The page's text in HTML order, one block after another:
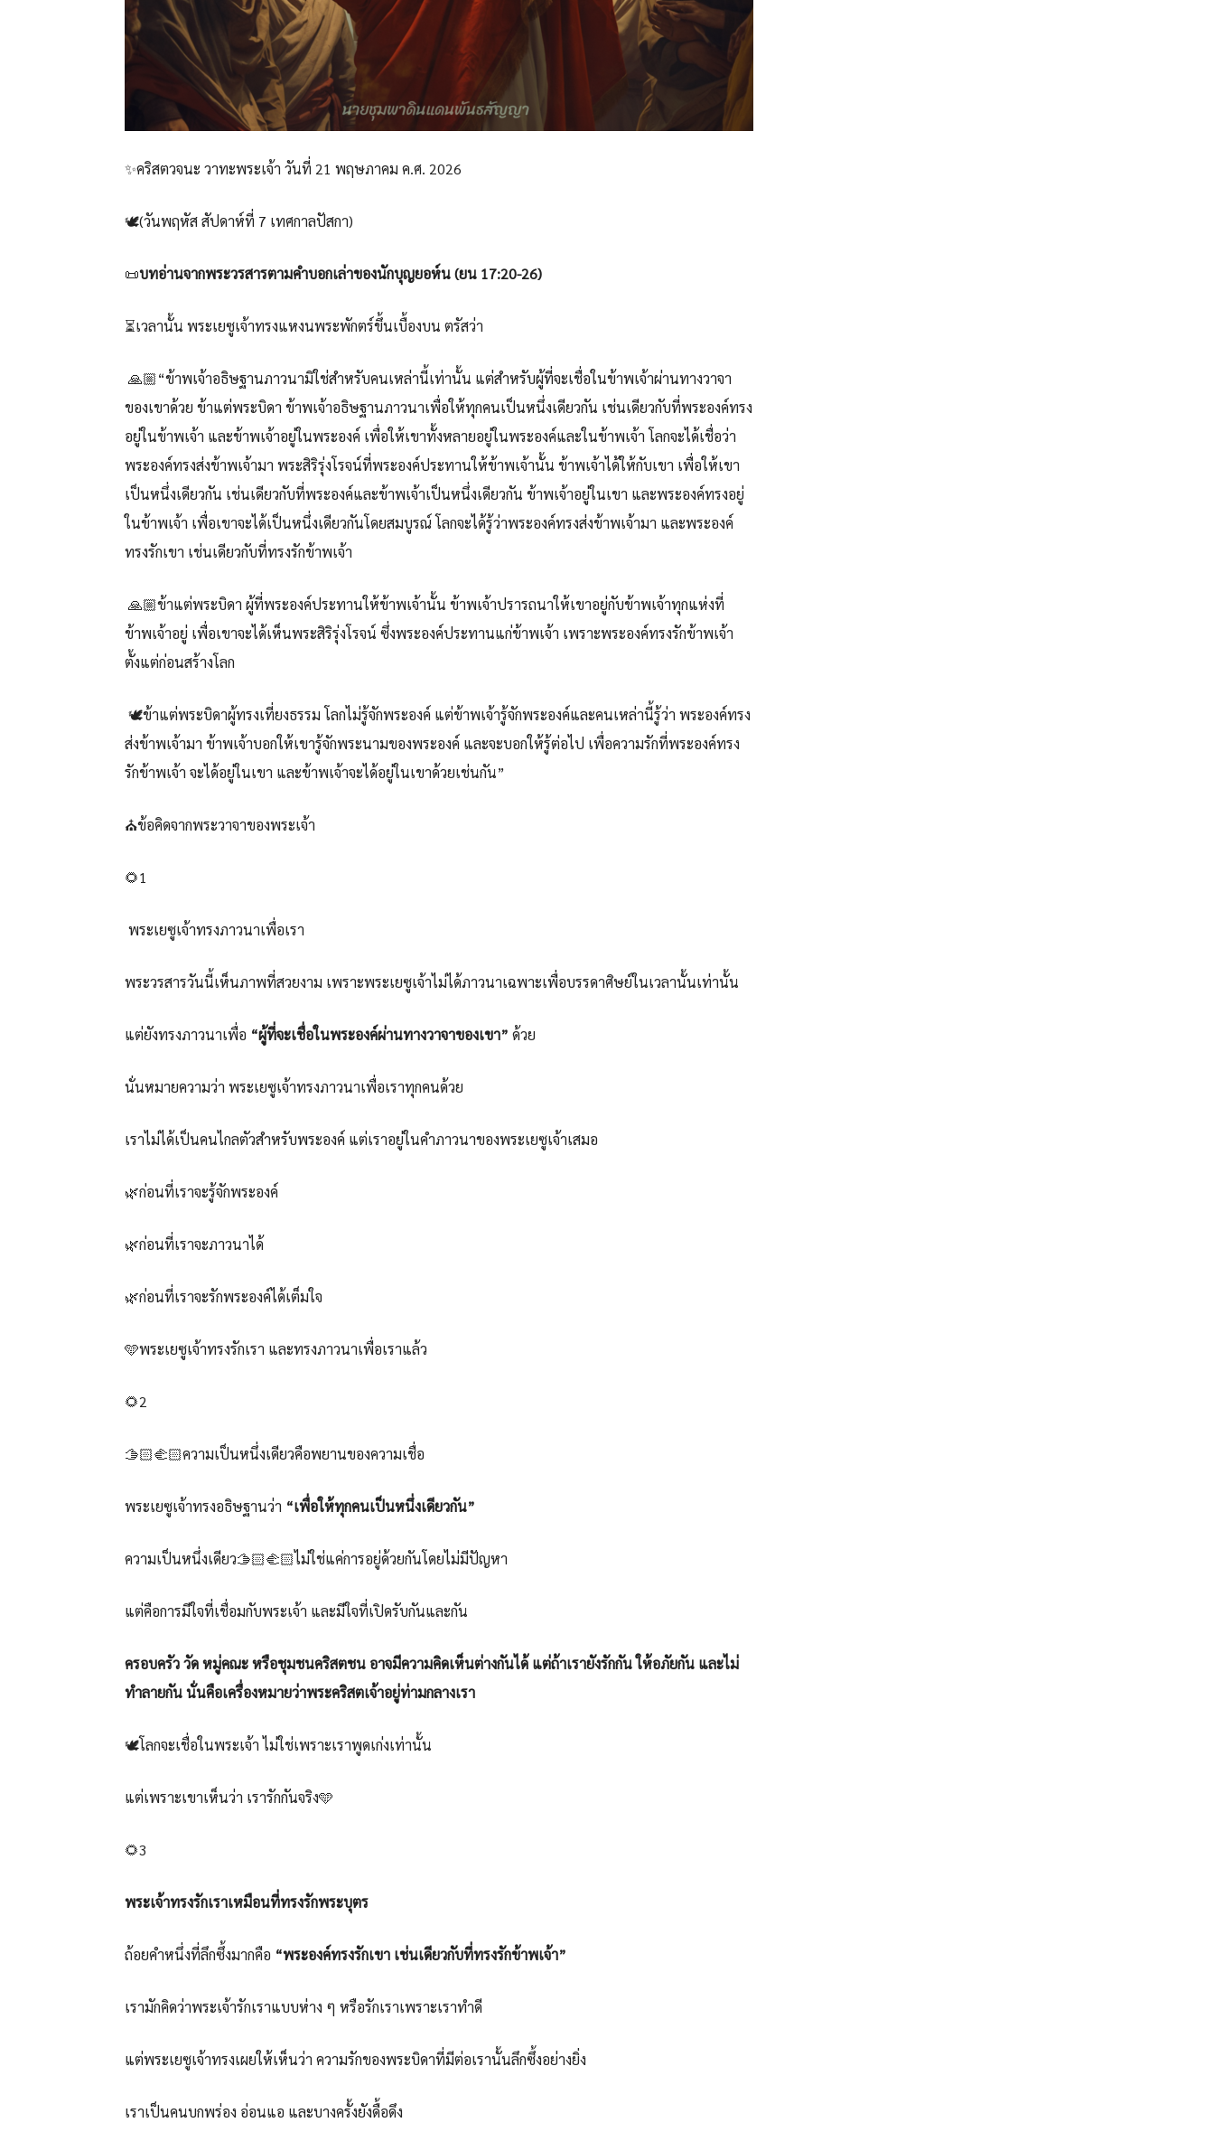
✨คริสตวจนะ วาทะพระเจ้า วันที่ 21 พฤษภาคม ค.ศ. 2026
🕊️(วันพฤหัส สัปดาห์ที่ 7 เทศกาลปัสกา)
📜บทอ่านจากพระวรสารตามคำบอกเล่าของนักบุญยอห์น (ยน 17:20-26)
⏳เวลานั้น พระเยซูเจ้าทรงแหงนพระพักตร์ขึ้นเบื้องบน ตรัสว่า
🙏🏼“ข้าพเจ้าอธิษฐานภาวนามิใช่สำหรับคนเหล่านี้เท่านั้น แต่สำหรับผู้ที่จะเชื่อในข้าพเจ้าผ่านทางวาจา
ของเขาด้วย ข้าแต่พระบิดา ข้าพเจ้าอธิษฐานภาวนาเพื่อให้ทุกคนเป็นหนึ่งเดียวกัน เช่นเดียวกับที่พระองค์ทรง
อยู่ในข้าพเจ้า และข้าพเจ้าอยู่ในพระองค์ เพื่อให้เขาทั้งหลายอยู่ในพระองค์และในข้าพเจ้า โลกจะได้เชื่อว่า
พระองค์ทรงส่งข้าพเจ้ามา พระสิริรุ่งโรจน์ที่พระองค์ประทานให้ข้าพเจ้านั้น ข้าพเจ้าได้ให้กับเขา เพื่อให้เขา
เป็นหนึ่งเดียวกัน เช่นเดียวกับที่พระองค์และข้าพเจ้าเป็นหนึ่งเดียวกัน ข้าพเจ้าอยู่ในเขา และพระองค์ทรงอยู่
ในข้าพเจ้า เพื่อเขาจะได้เป็นหนึ่งเดียวกันโดยสมบูรณ์ โลกจะได้รู้ว่าพระองค์ทรงส่งข้าพเจ้ามา และพระองค์
ทรงรักเขา เช่นเดียวกับที่ทรงรักข้าพเจ้า
🙏🏼ข้าแต่พระบิดา ผู้ที่พระองค์ประทานให้ข้าพเจ้านั้น ข้าพเจ้าปรารถนาให้เขาอยู่กับข้าพเจ้าทุกแห่งที่
ข้าพเจ้าอยู่ เพื่อเขาจะได้เห็นพระสิริรุ่งโรจน์ ซึ่งพระองค์ประทานแก่ข้าพเจ้า เพราะพระองค์ทรงรักข้าพเจ้า
ตั้งแต่ก่อนสร้างโลก
🕊️ข้าแต่พระบิดาผู้ทรงเที่ยงธรรม โลกไม่รู้จักพระองค์ แต่ข้าพเจ้ารู้จักพระองค์และคนเหล่านี้รู้ว่า พระองค์ทรง
ส่งข้าพเจ้ามา ข้าพเจ้าบอกให้เขารู้จักพระนามของพระองค์ และจะบอกให้รู้ต่อไป เพื่อความรักที่พระองค์ทรง
รักข้าพเจ้า จะได้อยู่ในเขา และข้าพเจ้าจะได้อยู่ในเขาด้วยเช่นกัน”
⛪ข้อคิดจากพระวาจาของพระเจ้า
🌻1
พระเยซูเจ้าทรงภาวนาเพื่อเรา
พระวรสารวันนี้เห็นภาพที่สวยงาม เพราะพระเยซูเจ้าไม่ได้ภาวนาเฉพาะเพื่อบรรดาศิษย์ในเวลานั้นเท่านั้น
แต่ยังทรงภาวนาเพื่อ “ผู้ที่จะเชื่อในพระองค์ผ่านทางวาจาของเขา” ด้วย
นั่นหมายความว่า พระเยซูเจ้าทรงภาวนาเพื่อเราทุกคนด้วย
เราไม่ได้เป็นคนไกลตัวสำหรับพระองค์ แต่เราอยู่ในคำภาวนาของพระเยซูเจ้าเสมอ
🌿ก่อนที่เราจะรู้จักพระองค์
🌿ก่อนที่เราจะภาวนาได้
🌿ก่อนที่เราจะรักพระองค์ได้เต็มใจ
🩵พระเยซูเจ้าทรงรักเรา และทรงภาวนาเพื่อเราแล้ว
🌻2
🫱🏻‍🫲🏻ความเป็นหนึ่งเดียวคือพยานของความเชื่อ
พระเยซูเจ้าทรงอธิษฐานว่า “เพื่อให้ทุกคนเป็นหนึ่งเดียวกัน”
ความเป็นหนึ่งเดียว🫱🏻‍🫲🏻ไม่ใช่แค่การอยู่ด้วยกันโดยไม่มีปัญหา
แต่คือการมีใจที่เชื่อมกับพระเจ้า และมีใจที่เปิดรับกันและกัน
ครอบครัว วัด หมู่คณะ หรือชุมชนคริสตชน อาจมีความคิดเห็นต่างกันได้ แต่ถ้าเรายังรักกัน ให้อภัยกัน และไม่
ทำลายกัน นั่นคือเครื่องหมายว่าพระคริสตเจ้าอยู่ท่ามกลางเรา
🕊️โลกจะเชื่อในพระเจ้า ไม่ใช่เพราะเราพูดเก่งเท่านั้น
แต่เพราะเขาเห็นว่า เรารักกันจริง🩵
🌻3
พระเจ้าทรงรักเราเหมือนที่ทรงรักพระบุตร
ถ้อยคำหนึ่งที่ลึกซึ้งมากคือ “พระองค์ทรงรักเขา เช่นเดียวกับที่ทรงรักข้าพเจ้า”
เรามักคิดว่าพระเจ้ารักเราแบบห่าง ๆ หรือรักเราเพราะเราทำดี
แต่พระเยซูเจ้าทรงเผยให้เห็นว่า ความรักของพระบิดาที่มีต่อเรานั้นลึกซึ้งอย่างยิ่ง
เราเป็นคนบกพร่อง อ่อนแอ และบางครั้งยังดื้อดึง